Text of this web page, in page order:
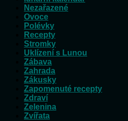
Nezařazené
Ovoce
Polévky
Recepty
Stromky
Uklízení s Lunou
Zábava
Zahrada
Zákusky
Zapomenuté recepty
Zdraví
Zelenina
Zvířata